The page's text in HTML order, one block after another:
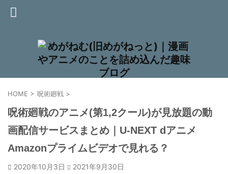
HOME > 呪術廻戦 >
呪術廻戦のアニメ(第1,2クール)が見放題の動
画配信サービスまとめ｜U-NEXT dアニメ
Amazonプライムビデオで見れる？
2020年10月3日 2021年9月30日